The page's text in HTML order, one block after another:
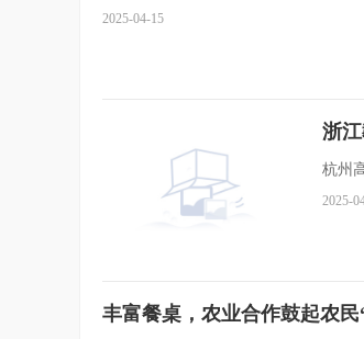
2025-04-15
浙
杭州
2025-
丰富餐桌，农业合作鼓起农民